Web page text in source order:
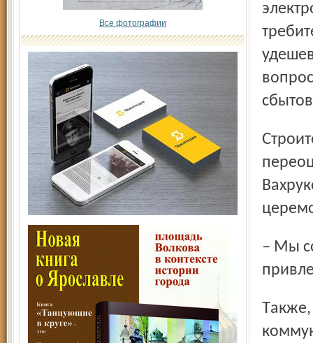
Все фотографии
Строительство парогазовой установки трудно
– Мы создаём новые возможности для развития бизнеса,
Также, заметил он, население получит дополнительные